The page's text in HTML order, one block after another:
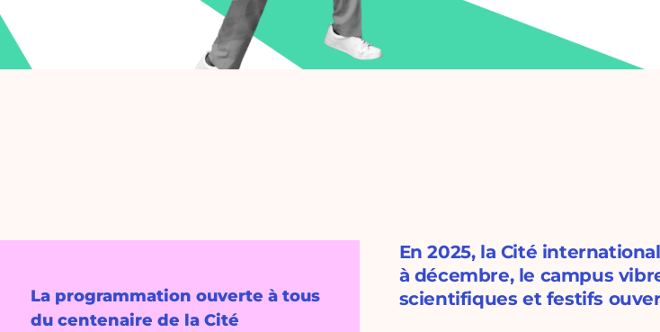
La programmation ouverte à tous
du centenaire de la Cité
En 2025, la Cité
à décembre, le campus
scientifiques et festifs